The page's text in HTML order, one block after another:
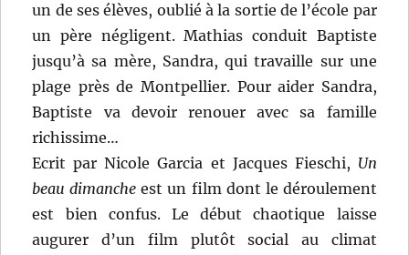
un de ses élèves, oublié à la sortie de l’école par
un père négligent. Mathias conduit Baptiste
jusqu’à sa mère, Sandra, qui travaille sur une
plage près de Montpellier. Pour aider Sandra,
Baptiste va devoir renouer avec sa famille
richissime…
Ecrit par Nicole Garcia et Jacques Fieschi, Un
beau dimanche est un film dont le déroulement
est bien confus. Le début chaotique laisse
augurer d’un film plutôt social au climat